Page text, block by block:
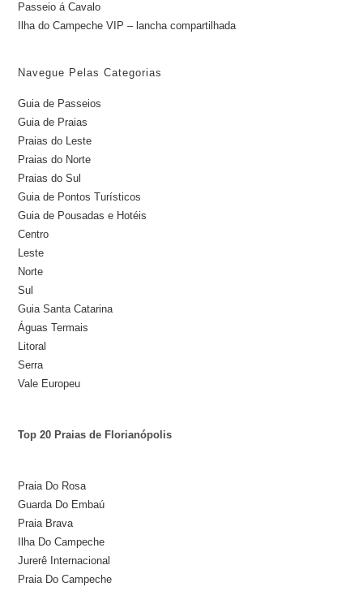
Passeio á Cavalo
Ilha do Campeche VIP – lancha compartilhada
Navegue Pelas Categorias
Guia de Passeios
Guia de Praias
Praias do Leste
Praias do Norte
Praias do Sul
Guia de Pontos Turísticos
Guia de Pousadas e Hotéis
Centro
Leste
Norte
Sul
Guia Santa Catarina
Águas Termais
Litoral
Serra
Vale Europeu
Top 20 Praias de Florianópolis
Praia Do Rosa
Guarda Do Embaú
Praia Brava
Ilha Do Campeche
Jurerê Internacional
Praia Do Campeche